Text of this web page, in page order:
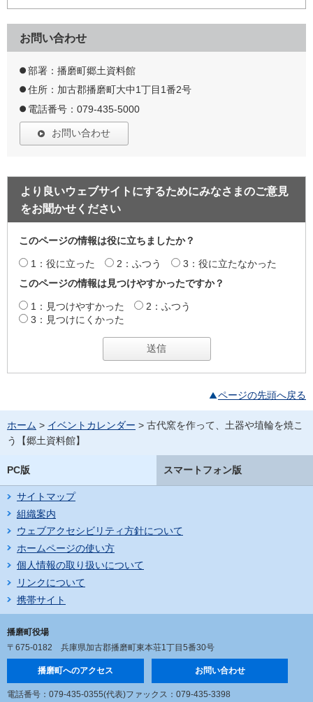
お問い合わせ
部署：播磨町郷土資料館
住所：加古郡播磨町大中1丁目1番2号
電話番号：079-435-5000
お問い合わせ
より良いウェブサイトにするためにみなさまのご意見
をお聞かせください
このページの情報は役に立ちましたか？
1：役に立った 2：ふつう
3：役に立たなかった
このページの情報は見つけやすかったですか？
1：見つけやすかった
2：ふつう
3：見つけにくかった
ページの先頭へ戻る
ホーム > イベントカレンダー > 古代窯を作って、土器や埴輪を焼こ
う【郷土資料館】
PC版 スマートフォン版
サイトマップ
組織案内
ウェブアクセシビリティ方針について
ホームページの使い方
個人情報の取り扱いについて
リンクについて
携帯サイト
播磨町役場
〒675-0182 兵庫県加古郡播磨町東本荘1丁目5番30号
播磨町へのアクセス お問い合わせ
電話番号：079-435-0355(代表)ファックス：079-435-3398